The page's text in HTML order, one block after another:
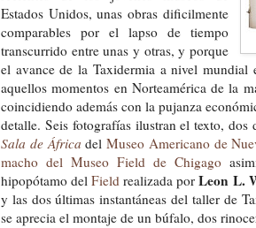
Estados Unidos, unas obras dificilmente
comparables por el lapso de tiempo
transcurrido entre unas y otras, y porque
el avance de la Taxidermia a nivel mundial
aquellos momentos en Norteamérica de la
coincidiendo además con la pujanza
detalle. Seis fotografías ilustran el texto,
Sala de África delMuseo Americano de
macho del Museo Field de Chigago
hipopótamo delField realizada porLeon L.
y las dos últimas instantáneas del taller de
se aprecia el montaje de un búfalo, dos